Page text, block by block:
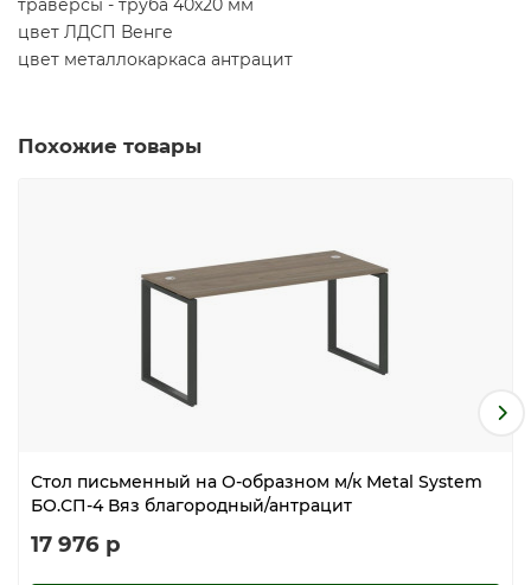
траверсы - труба 40х20 мм
цвет ЛДСП Венге
цвет металлокаркаса антрацит
Похожие товары
Стол письменный на О-образном м/к Metal System
БО.СП-4 Вяз благородный/антрацит
17 976 р